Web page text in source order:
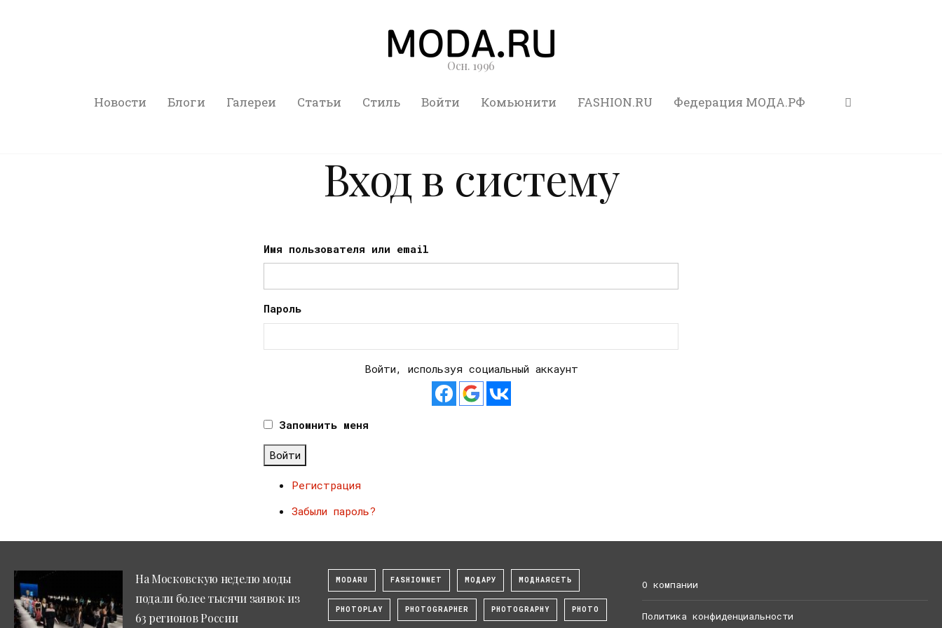
Осн. 1996
Новости Блоги Галереи Статьи Стиль Войти Комьюнити FASHION.RU Федерация МОДА.РФ
Вход в систему
Имя пользователя или email
Пароль
Войти, используя социальный аккаунт
Запомнить меня
Войти
Регистрация
Забыли пароль?
На Московскую неделю моды
подали более тысячи заявок из
63 регионов России
MODARU FASHIONNET МОДАРУ МОДНАЯСЕТЬ
PHOTOPLAY PHOTOGRAPHER PHOTOGRAPHY PHOTO
О компании
Политика конфиденциальности